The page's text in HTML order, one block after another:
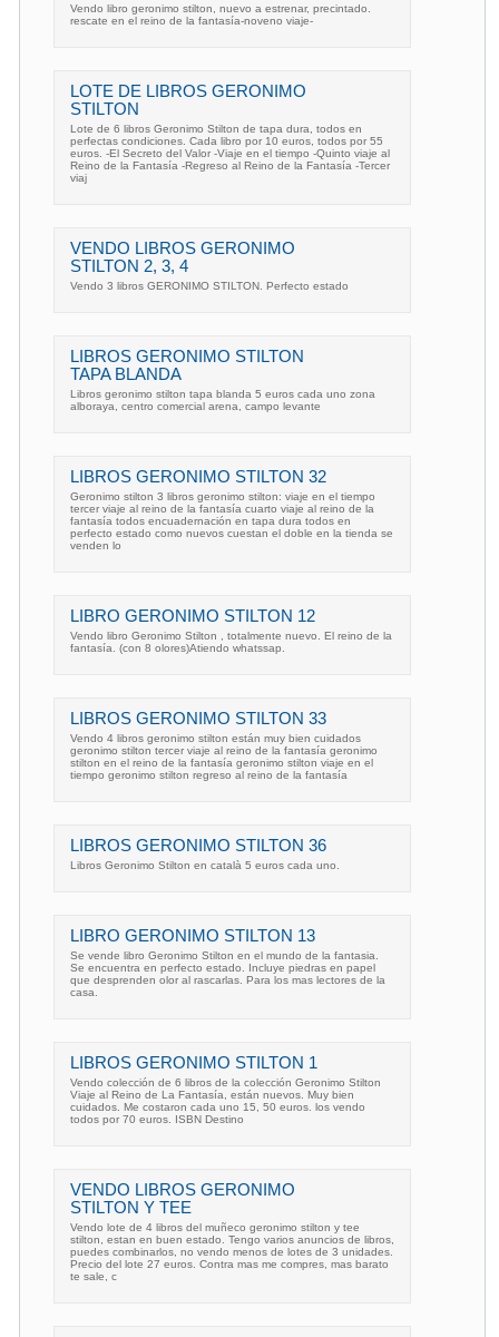
Vendo libro geronimo stilton, nuevo a estrenar, precintado.
rescate en el reino de la fantasía-noveno viaje-
LOTE DE LIBROS GERONIMO
STILTON
Lote de 6 libros Geronimo Stilton de tapa dura, todos en
perfectas condiciones. Cada libro por 10 euros, todos por 55
euros. -El Secreto del Valor -Viaje en el tiempo -Quinto viaje al
Reino de la Fantasía -Regreso al Reino de la Fantasía -Tercer
viaj
VENDO LIBROS GERONIMO
STILTON 2, 3, 4
Vendo 3 libros GERONIMO STILTON. Perfecto estado
LIBROS GERONIMO STILTON
TAPA BLANDA
Libros geronimo stilton tapa blanda 5 euros cada uno zona
alboraya, centro comercial arena, campo levante
LIBROS GERONIMO STILTON 32
Geronimo stilton 3 libros geronimo stilton: viaje en el tiempo
tercer viaje al reino de la fantasía cuarto viaje al reino de la
fantasía todos encuadernación en tapa dura todos en
perfecto estado como nuevos cuestan el doble en la tienda se
venden lo
LIBRO GERONIMO STILTON 12
Vendo libro Geronimo Stilton , totalmente nuevo. El reino de la
fantasía. (con 8 olores)Atiendo whatssap.
LIBROS GERONIMO STILTON 33
Vendo 4 libros geronimo stilton están muy bien cuidados
geronimo stilton tercer viaje al reino de la fantasía geronimo
stilton en el reino de la fantasía geronimo stilton viaje en el
tiempo geronimo stilton regreso al reino de la fantasía
LIBROS GERONIMO STILTON 36
Libros Geronimo Stilton en català 5 euros cada uno.
LIBRO GERONIMO STILTON 13
Se vende libro Geronimo Stilton en el mundo de la fantasia.
Se encuentra en perfecto estado. Incluye piedras en papel
que desprenden olor al rascarlas. Para los mas lectores de la
casa.
LIBROS GERONIMO STILTON 1
Vendo colección de 6 libros de la colección Geronimo Stilton
Viaje al Reino de La Fantasía, están nuevos. Muy bien
cuidados. Me costaron cada uno 15, 50 euros. los vendo
todos por 70 euros. ISBN Destino
VENDO LIBROS GERONIMO
STILTON Y TEE
Vendo lote de 4 libros del muñeco geronimo stilton y tee
stilton, estan en buen estado. Tengo varios anuncios de libros,
puedes combinarlos, no vendo menos de lotes de 3 unidades.
Precio del lote 27 euros. Contra mas me compres, mas barato
te sale, c